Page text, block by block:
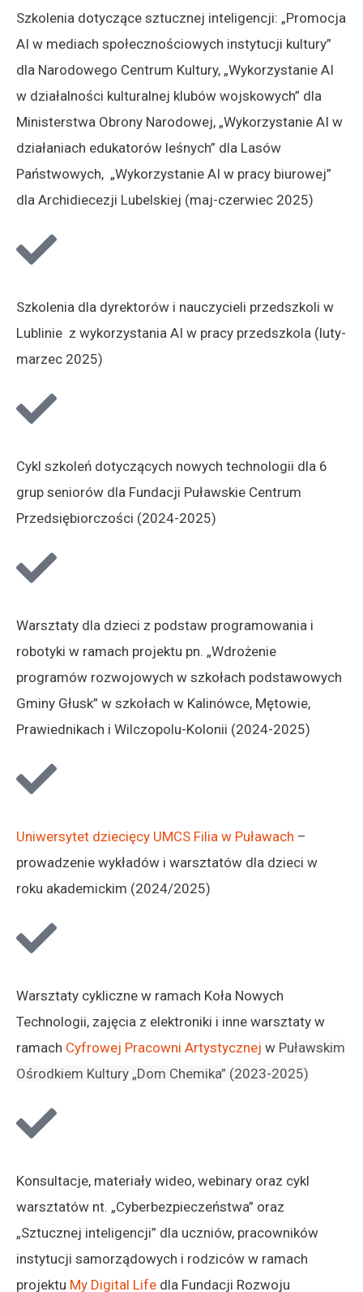
Szkolenia dotyczące sztucznej inteligencji: „Promocja
AI w mediach społecznościowych instytucji kultury”
dla Narodowego Centrum Kultury, „Wykorzystanie AI
w działalności kulturalnej klubów wojskowych” dla
Ministerstwa Obrony Narodowej, „Wykorzystanie AI w
działaniach edukatorów leśnych” dla Lasów
Państwowych, „Wykorzystanie AI w pracy biurowej”
dla Archidiecezji Lubelskiej (maj-czerwiec 2025)
Szkolenia dla dyrektorów i nauczycieli przedszkoli w
Lublinie z wykorzystania AI w pracy przedszkola (luty-
marzec 2025)
Cykl szkoleń dotyczących nowych technologii dla 6
grup seniorów dla Fundacji Puławskie Centrum
Przedsiębiorczości (2024-2025)
Warsztaty dla dzieci z podstaw programowania i
robotyki w ramach projektu pn. „Wdrożenie
programów rozwojowych w szkołach podstawowych
Gminy Głusk” w szkołach w Kalinówce, Mętowie,
Prawiednikach i Wilczopolu-Kolonii (2024-2025)
Uniwersytet dziecięcy UMCS Filia w Puławach –
prowadzenie wykładów i warsztatów dla dzieci w
roku akademickim (2024/2025)
Warsztaty cykliczne w ramach Koła Nowych
Technologii, zajęcia z elektroniki i inne warsztaty w
ramach Cyfrowej Pracowni Artystycznej w Puławskim
Ośrodkiem Kultury „Dom Chemika” (2023-2025)
Konsultacje, materiały wideo, webinary oraz cykl
warsztatów nt. „Cyberbezpieczeństwa” oraz
„Sztucznej inteligencji” dla uczniów, pracowników
instytucji samorządowych i rodziców w ramach
projektu My Digital Life dla Fundacji Rozwoju